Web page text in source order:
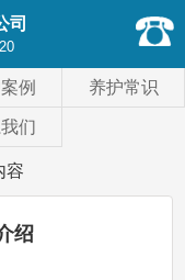
司
例 养护常识
们
容
绍